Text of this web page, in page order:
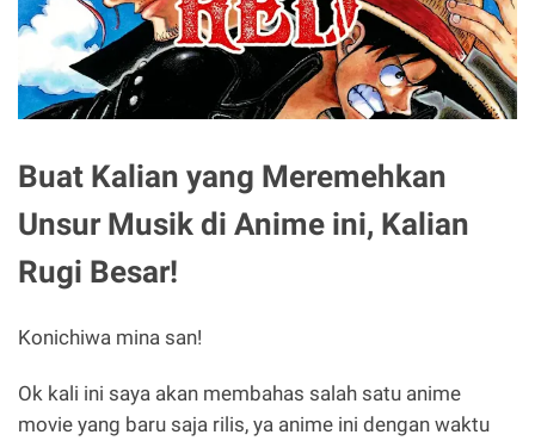
Buat Kalian yang Meremehkan
Unsur Musik di Anime ini, Kalian
Rugi Besar!
Konichiwa mina san!
Ok kali ini saya akan membahas salah satu anime
movie yang baru saja rilis, ya anime ini dengan waktu